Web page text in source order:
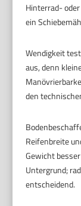
Hinterrad-
ein
Wendigkeit
aus, denn
den
Reifenbreite
Gewicht
Untergrund;
entscheidend.